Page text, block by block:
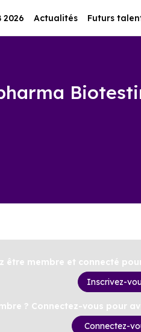
2026 Actualités Futurs
être membre et connecté
Inscrivez-
? Connectez-vous pour
Connectez-